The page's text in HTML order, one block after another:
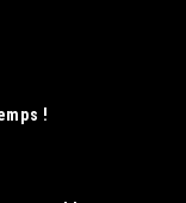
!